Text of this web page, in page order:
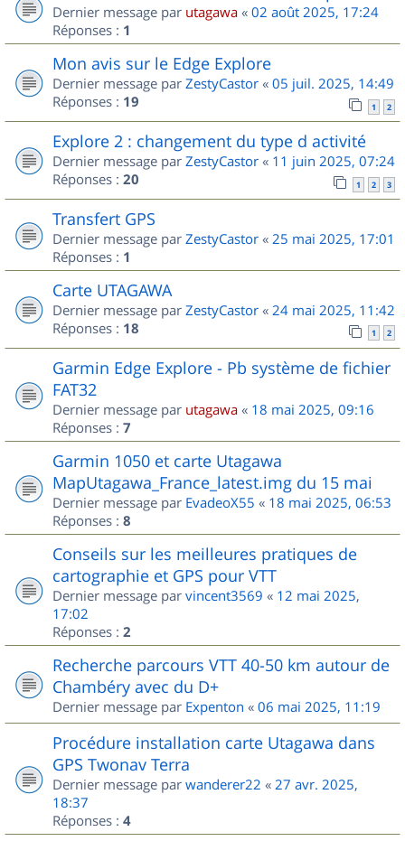
Dernier message par utagawa « 02 août 2025, 17:24
Réponses : 1
Mon avis sur le Edge Explore
Dernier message par ZestyCastor « 05 juil. 2025, 14:49
Réponses : 19 1 2
Explore 2 : changement du type d activité
Dernier message par ZestyCastor « 11 juin 2025, 07:24
Réponses : 20 1 2 3
Transfert GPS
Dernier message par ZestyCastor « 25 mai 2025, 17:01
Réponses : 1
Carte UTAGAWA
Dernier message par ZestyCastor « 24 mai 2025, 11:42
Réponses : 18 1 2
Garmin Edge Explore - Pb système de fichier
FAT32
Dernier message par utagawa « 18 mai 2025, 09:16
Réponses : 7
Garmin 1050 et carte Utagawa
MapUtagawa_France_latest.img du 15 mai
Dernier message par EvadeoX55 « 18 mai 2025, 06:53
Réponses : 8
Conseils sur les meilleures pratiques de
cartographie et GPS pour VTT
Dernier message par vincent3569 « 12 mai 2025,
17:02
Réponses : 2
Recherche parcours VTT 40-50 km autour de
Chambéry avec du D+
Dernier message par Expenton « 06 mai 2025, 11:19
Procédure installation carte Utagawa dans
GPS Twonav Terra
Dernier message par wanderer22 « 27 avr. 2025,
18:37
Réponses : 4